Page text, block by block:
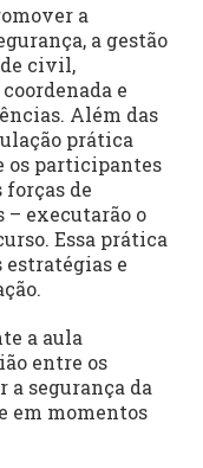
a
a gestão
civil,
e
Além das
prática
os participantes
de
– executarão o
Essa prática
e
a aula
entre os
segurança da
em momentos